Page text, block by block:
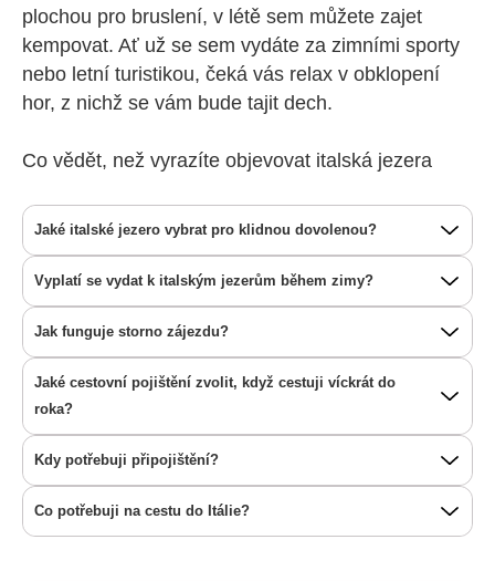
plochou pro bruslení, v létě sem můžete zajet
kempovat. Ať už se sem vydáte za zimními sporty
nebo letní turistikou, čeká vás relax v obklopení
hor, z nichž se vám bude tajit dech.
Co vědět, než vyrazíte objevovat italská jezera
Jaké italské jezero vybrat pro klidnou dovolenou?
Vyplatí se vydat k italským jezerům během zimy?
Jak funguje storno zájezdu?
Jaké cestovní pojištění zvolit, když cestuji víckrát do
roka?
Kdy potřebuji připojištění?
Co potřebuji na cestu do Itálie?